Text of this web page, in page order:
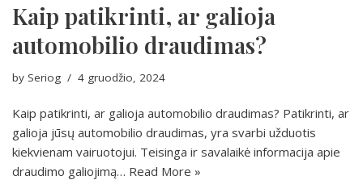
Kaip patikrinti, ar galioja
automobilio draudimas?
by Seriog 4 gruodžio, 2024
Kaip patikrinti, ar galioja automobilio draudimas? Patikrinti, ar
galioja jūsų automobilio draudimas, yra svarbi užduotis
kiekvienam vairuotojui. Teisinga ir savalaikė informacija apie
draudimo galiojimą… Read More »